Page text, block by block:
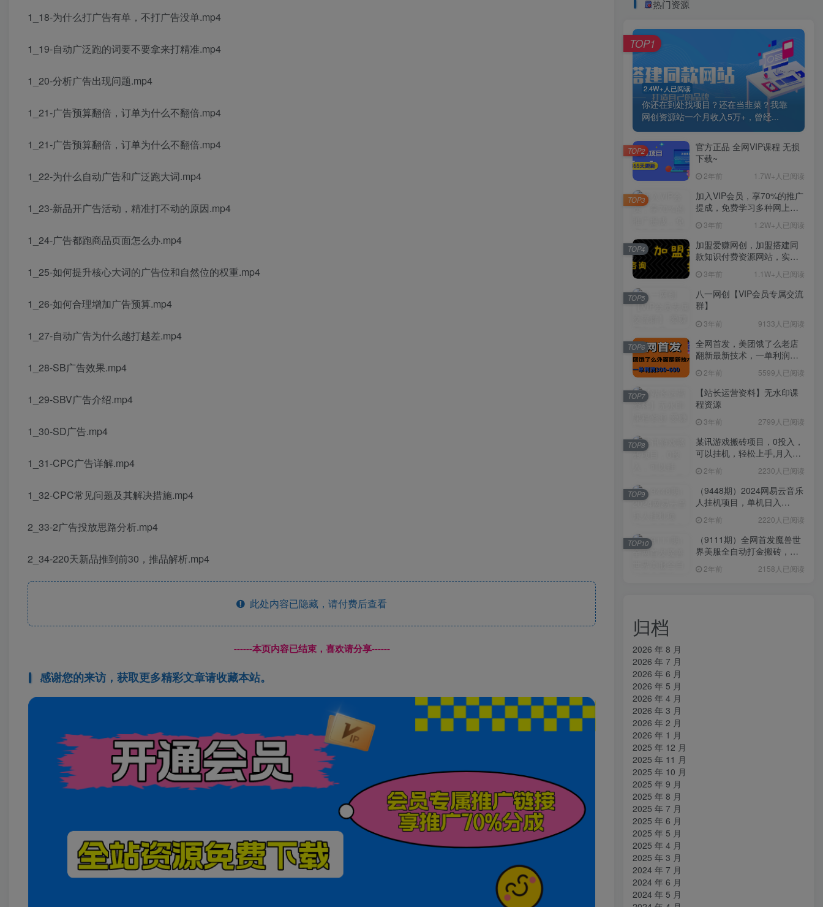
1_18-为什么打广告有单，不打广告没单.mp4
1_19-自动广泛跑的词要不要拿来打精准.mp4
1_20-分析广告出现问题.mp4
1_21-广告预算翻倍，订单为什么不翻倍.mp4
1_21-广告预算翻倍，订单为什么不翻倍.mp4
1_22-为什么自动广告和广泛跑大词.mp4
1_23-新品开广告活动，精准打不动的原因.mp4
1_24-广告都跑商品页面怎么办.mp4
1_25-如何提升核心大词的广告位和自然位的权重.mp4
1_26-如何合理增加广告预算.mp4
1_27-自动广告为什么越打越差.mp4
1_28-SB广告效果.mp4
1_29-SBV广告介绍.mp4
1_30-SD广告.mp4
1_31-CPC广告详解.mp4
1_32-CPC常见问题及其解决措施.mp4
2_33-2广告投放思路分析.mp4
2_34-220天新品推到前30，推品解析.mp4
此处内容已隐藏，请付费后查看
------本页内容已结束，喜欢请分享------
感谢您的来访，获取更多精彩文章请收藏本站。
热门资源
2.4W+人已阅读
你还在到处找项目？还在当韭菜？我靠
网创资源站一个月收入5万+，曾经...
TOP1
官方正品 全网VIP课程 无损
下载~
2年前 1.7W+人已阅读
TOP2
加入VIP会员，享70%的推广
提成，免费学习多种网上创
3年前 1.2W+人已阅读
TOP3
加盟爱赚网创，加盟搭建同
款知识付费资源网站，实现
3年前 1.1W+人已阅读
TOP4
八一网创【VIP会员专属交流
群】
3年前 9133人已阅读
TOP5
全网首发，美团饿了么老店
翻新最新技术，一单利润
2年前 5599人已阅读
TOP6
【站长运营资料】无水印课
程资源
3年前 2799人已阅读
TOP7
某讯游戏搬砖项目，0投入，
可以挂机，轻松上手,月入
2年前 2230人已阅读
TOP8
（9448期）2024网易云音乐
人挂机项目，单机日入
2年前 2220人已阅读
TOP9
（9111期）全网首发魔兽世
界美服全自动打金搬砖，日
姆级教学
2年前 2158人已阅读
TOP10
归档
2026 年 8 月
2026 年 7 月
2026 年 6 月
2026 年 5 月
2026 年 4 月
2026 年 3 月
2026 年 2 月
2026 年 1 月
2025 年 12 月
2025 年 11 月
2025 年 10 月
2025 年 9 月
2025 年 8 月
2025 年 7 月
2025 年 6 月
2025 年 5 月
2025 年 4 月
2025 年 3 月
2024 年 7 月
2024 年 6 月
2024 年 5 月